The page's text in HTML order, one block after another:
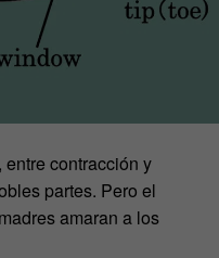
contracción y
partes. Pero el
amaran a los